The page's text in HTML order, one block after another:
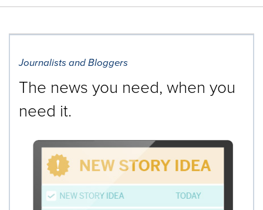
Journalists and Bloggers
The news you need, when you
need it.